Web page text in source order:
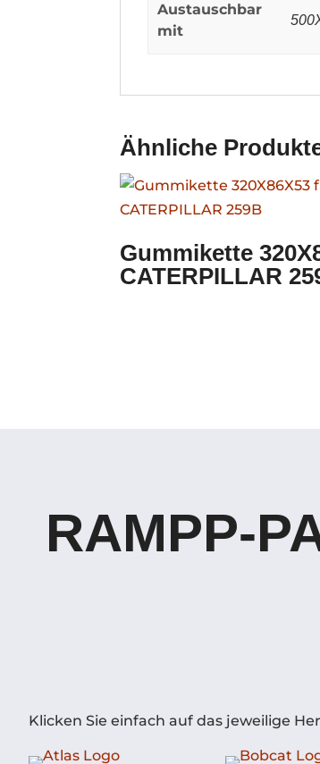
Austauschbar
mit
Ähnliche
Gummikette
CATERPILLAR
RAMPP-
Klicken Sie einfach auf das jeweilige